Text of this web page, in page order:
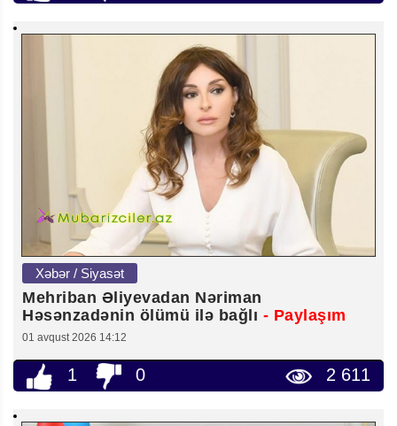
Xəbər / Siyasət
Mehriban Əliyevadan Nəriman
Həsənzadənin ölümü ilə bağlı - Paylaşım
01 avqust 2026 14:12
1 0 2 611